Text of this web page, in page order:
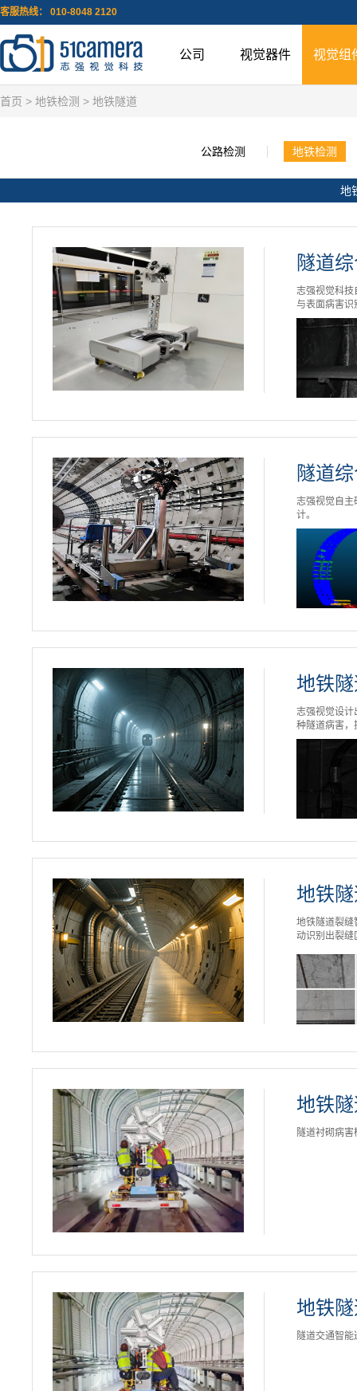
客服热线： 010-8048 2120
公司 视觉器件 视觉组
首页 > 地铁检测 > 地铁隧道
公路检测 地铁检测
地
隧道
志强视觉科技
与表面病害识
隧道
志强视觉自主
计。
地铁
志强视觉设计
种隧道病害，
地铁
地铁隧道裂缝
动识别出裂缝
地铁
隧道衬砌病
地铁
隧道交通智